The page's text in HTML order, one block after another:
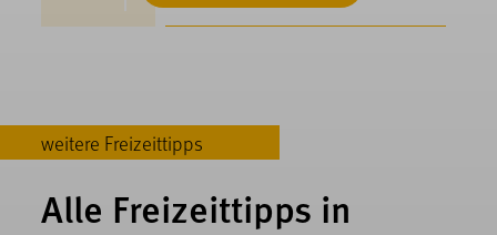
weitere Freizeittipps
Alle Freizeittipps in